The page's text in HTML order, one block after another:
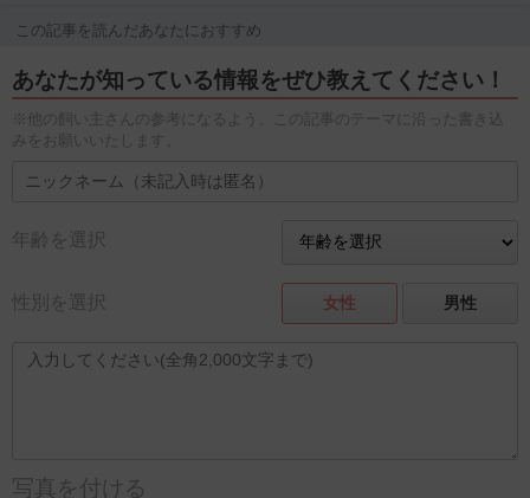
この記事を読んだあなたにおすすめ
あなたが知っている情報をぜひ教えてください！
※他の飼い主さんの参考になるよう、この記事のテーマに沿った書き込
みをお願いいたします。
年齢を選択
性別を選択 女性 男性
写真を付ける